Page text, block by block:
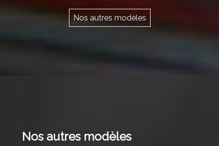
Nos autres modèles
Nos autres modèles